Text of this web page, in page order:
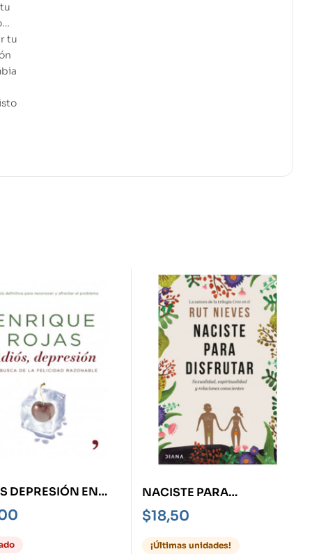
tu
DEPRESIÓN EN
DE LA FELICIDAD
NACISTE PARA
DISFRUTAR
$18,50
¡Últimas unidades!